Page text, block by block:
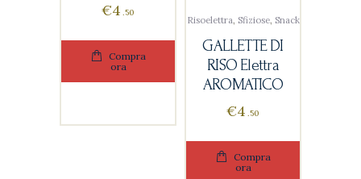
€4 50
Compra
ora
Risoelettra, Sfiziose, Snack
GALLETTE DI
RISO Elettra
AROMATICO
€4 50
Compra
ora